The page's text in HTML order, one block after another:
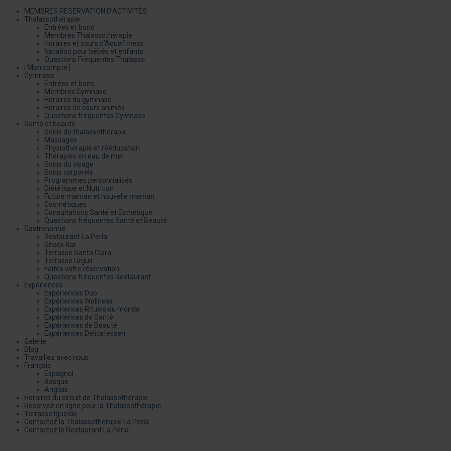
MEMBRES RÉSERVATION D’ACTIVITÉS
Thalassothérapie
Entrées et bons
Membres Thalassothérapie
Horaires et cours d’Aquafitness
Natation pour bébés et enfants
Questions Fréquentes Thalasso
| Mon compte |
Gymnase
Entrées et bons
Membres Gymnase
Horaires du gymnase
Horaires de cours animés
Questions fréquentes Gymnase
Santé et beauté
Soins de thalassothérapie
Massages
Physiothérapie et rééducation
Thérapies en eau de mer
Soins du visage
Soins corporels
Programmes personnalisés
Diététique et Nutrition
Future maman et nouvelle maman
Cosmétiques
Consultations Santé et Esthétique
Questions fréquentes Santé et Beauté
Gastronomie
Restaurant La Perla
Snack Bar
Terrasse Santa Clara
Terrasse Urgull
Faites votre réservation
Questions fréquentes Restaurant
Expériences
Expériences Duo
Expériences Wellness
Expériences Rituels du monde
Expériences de Santé
Expériences de Beauté
Expériences Delicatessen
Galerie
Blog
Travaillez avec nous
Français
Espagnol
Basque
Anglais
Horaires du circuit de Thalassothérapie
Réservez en ligne pour la Thalassothérapie
Terrasse Igueldo
Contactez la Thalassothérapie La Perla
Contactez le Restaurant La Perla